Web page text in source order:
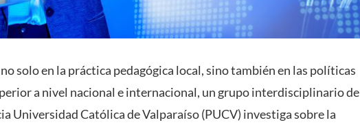
solo en la práctica pedagógica local, sino también en las políticas
a nivel nacional e internacional, un grupo interdisciplinario de
Universidad Católica de Valparaíso (PUCV) investiga sobre la